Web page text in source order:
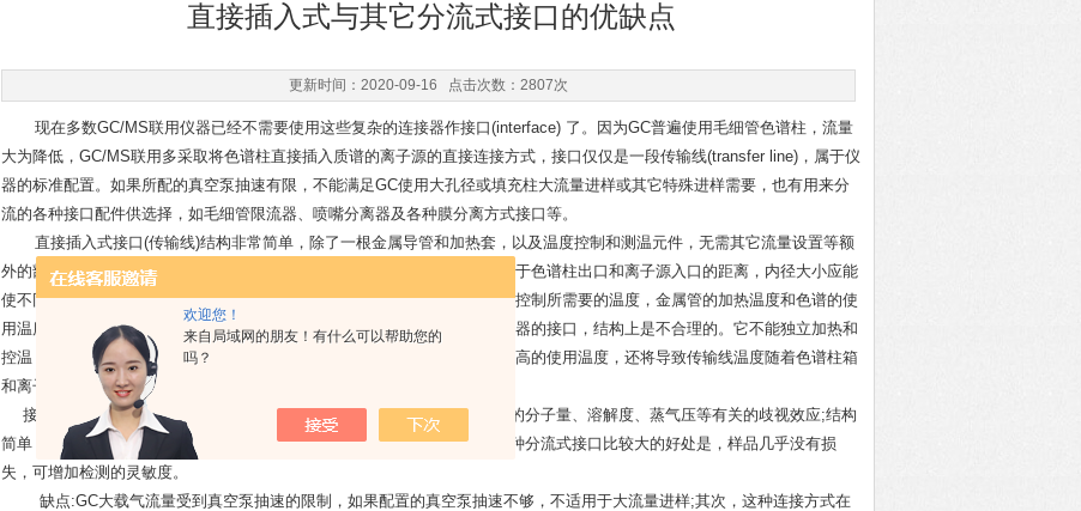
欢迎您！
来自局域网的朋友！有什么可以帮助您的
吗？
直接插入式与其它分流式接口的优缺点
更新时间：2020-09-16 点击次数：2807次
现在多数GC/MS联用仪器已经不需要使用这些复杂的连接器作接口(interface) 了。因为GC普遍使用毛细管色谱柱，流量
大为降低，GC/MS联用多采取将色谱柱直接插入 质谱的离子源的直接连接方式，接口仅仅是一段传输线(transfer line)，属于仪
器的标准配置。如果所配的真空泵抽速有限，不能满足GC使用大孔径或填充柱大流量进样或其它特殊进样需要，也有用来分
流的各种接口配件供选择，如毛细管限流器、喷嘴分离器及各种膜分离方式接口等。
直接插入式接口(传输线)结构非常简单，除了一根金属导管和加热套，以及温度控制和测温元件，无需其它流量设置等额
外的部件。可加热的金属导管，在色谱柱出口和离子源
口之间，长度取决于色谱柱出口和离子源入 口的距离，内径大小应能
使不同柱径的色谱柱穿过，金属导管有一个带加热器的保温套，独立调节和控制所需要的温度，金属管的加热温度和色谱的使
用温度应相匹配，以保持色谱柱流出物不发生冷凝。若只有保温套没有加热器的接口，结构上是不合理的。它不能独立加热和
控温，因此传输线的温度是靠色谱柱箱和离子源温度的传导，不仅达不到较高的使用温度，还将导致传输线温度随着色谱柱箱
和离子源温度变化而变化。
接插
式接口的优点:死体积小;无催化分解效应;无吸附;不存在与化合物的分子量、溶解度、蒸气压等有关的歧视效应;结构
简单，只有一个连接件，减少了漏气的部位;色谱柱易安装，操作方便;与各种分流式接口比较大的好处是，样品几乎没有损
失，可增加检测的灵敏度。
缺点:GC大载气流量受到真空泵抽速的限制，如果配置的真空泵抽速不够，不适用于大流量进样;其次，这种连接方式在